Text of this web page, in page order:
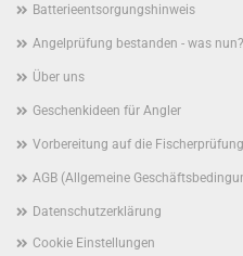
Batterieentsorgungshinweis
Angelprüfung bestanden - was nun?
Über uns
Geschenkideen für Angler
Vorbereitung auf die
AGB (Allgemeine
Datenschutzerklärung
Cookie Einstellungen